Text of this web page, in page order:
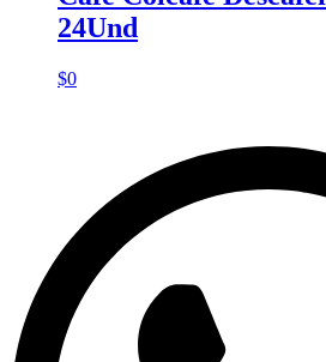
24Und
$0